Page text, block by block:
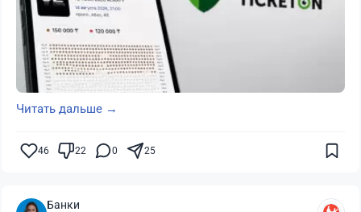
Читать дальше →
46 22 0 25
Банки